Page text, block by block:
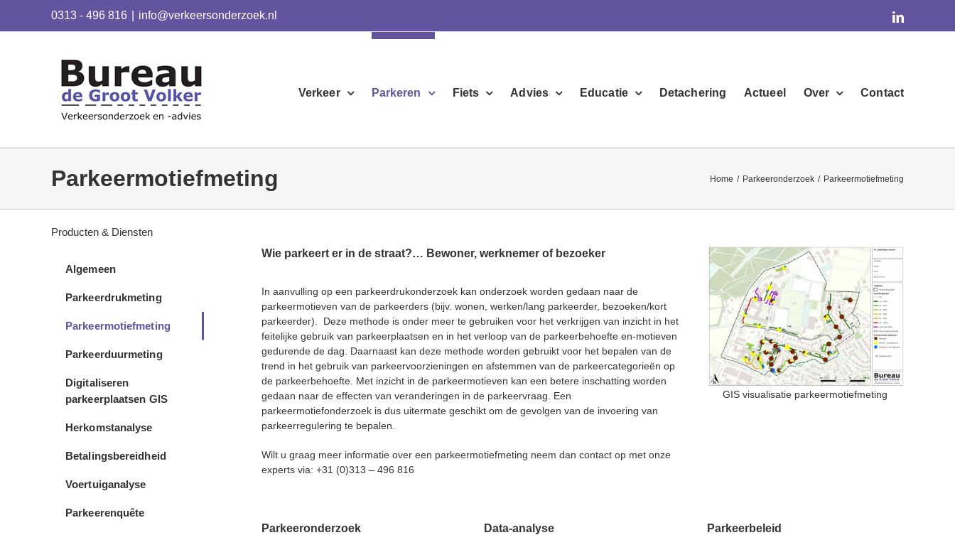
0313 - 496 816 info@verkeersonderzoek.nl linkedin
Verkeer Parkeren Fiets Advies Educatie Detachering Actueel Over Contact
Parkeermotiefmeting Home / Parkeeronderzoek / Parkeermotiefmeting
Wie parkeert er in de straat?… Bewoner, werknemer of bezoeker
In aanvulling op een parkeerdrukonderzoek kan onderzoek worden gedaan naar de
parkeermotieven van de parkeerders (bijv. wonen, werken/lang parkeerder, bezoeken/kort
parkeerder). Deze methode is onder meer te gebruiken voor het verkrijgen van inzicht in het
feitelijke gebruik van parkeerplaatsen en in het verloop van de parkeerbehoefte en-motieven
gedurende de dag. Daarnaast kan deze methode worden gebruikt voor het bepalen van de
trend in het gebruik van parkeervoorzieningen en afstemmen van de parkeercategorieën op
de parkeerbehoefte. Met inzicht in de parkeermotieven kan een betere inschatting worden
gedaan naar de effecten van veranderingen in de parkeervraag. Een
parkeermotiefonderzoek is dus uitermate geschikt om de gevolgen van de invoering van
parkeerregulering te bepalen.
Wilt u graag meer informatie over een parkeermotiefmeting neem dan contact op met onze
experts via: +31 (0)313 – 496 816
GIS visualisatie parkeermotiefmeting
Parkeeronderzoek Data-analyse Parkeerbeleid
Producten & Diensten
Algemeen
Parkeerdrukmeting
Parkeermotiefmeting
Parkeerduurmeting
Digitaliseren
parkeerplaatsen GIS
Herkomstanalyse
Betalingsbereidheid
Voertuiganalyse
Parkeerenquête